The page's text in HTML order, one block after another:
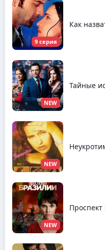
9 серия
Как
NEW
Тайные
NEW
NEW